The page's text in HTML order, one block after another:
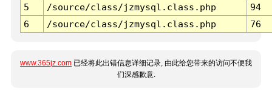
5
/source/class/jzmysql.class.php
94
6
/source/class/jzmysql.class.php 76
www.365jz.com 已经将此出错信息详细记录, 由此给您带来的访问不便我
们深感歉意.